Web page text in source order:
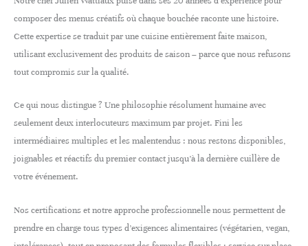
composer des menus créatifs où chaque bouchée raconte une histoire.
Cette expertise se traduit par une cuisine entièrement faite maison,
utilisant exclusivement des produits de saison – parce que nous refusons
tout compromis sur la qualité.
Ce qui nous distingue ? Une philosophie résolument humaine avec
seulement deux interlocuteurs maximum par projet. Fini les
intermédiaires multiples et les malentendus : nous restons disponibles,
joignables et réactifs du premier contact jusqu’à la dernière cuillère de
votre événement.
Nos certifications et notre approche professionnelle nous permettent de
prendre en charge tous types d’exigences alimentaires (végétarien, vegan,